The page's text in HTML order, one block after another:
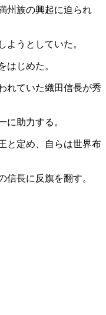
州族の興起に迫られ
ようとしていた。
はじめた。
れていた織田信長が秀
に助力する。
と定め、自らは世界布
信長に反旗を翻す。